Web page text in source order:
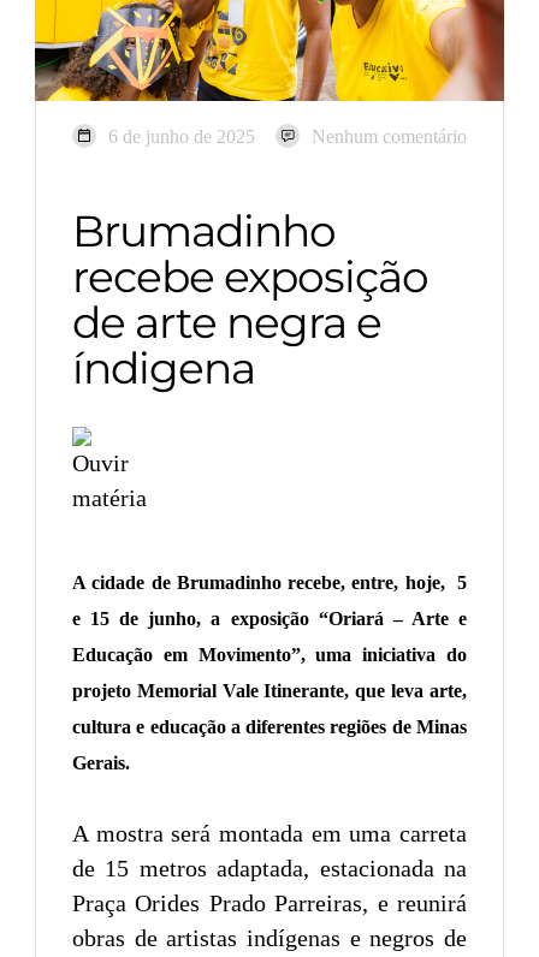
6 de junho de 2025 Nenhum comentário
Brumadinho
recebe exposição
de arte negra e
índigena
A cidade de Brumadinho recebe, entre, hoje, 5
e 15 de junho, a exposição “Oriará – Arte e
Educação em Movimento”, uma iniciativa do
projeto Memorial Vale Itinerante, que leva arte,
cultura e educação a diferentes regiões de Minas
Gerais.
A mostra será montada em uma carreta
de 15 metros adaptada, estacionada na
Praça Orides Prado Parreiras, e reunirá
obras de artistas indígenas e negros de